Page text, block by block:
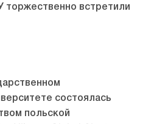
встретили
состоялась
польской